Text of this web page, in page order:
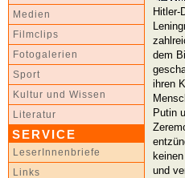
Medien
Filmclips
Fotogalerien
Sport
Kultur und Wissen
Literatur
SERVICE
LeserInnenbriefe
Links
Hitler-
dem
ihren
Putin
und